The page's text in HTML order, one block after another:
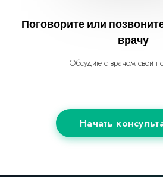
Поговорите или
врачу
Обсудите с врачом свои
Начать